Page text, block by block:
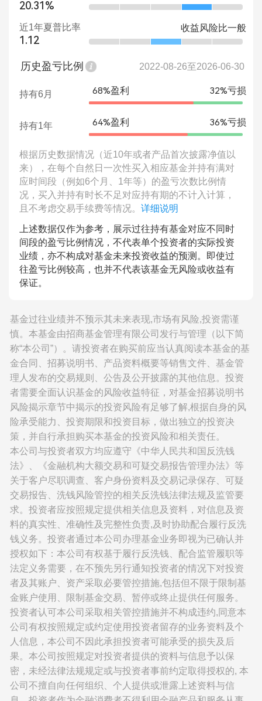
20.31%
近1年夏普比率
1.12
收益风险比一般
历史盈亏比例 2022-08-26至2026-06-30
持有6月 68%盈利 32%亏损
持有1年 64%盈利 36%亏损
根据历史数据情况（近10年或者产品首次披露净值以
来），在每个自然日一次性买入相应基金并持有满对
应时间段（例如6个月、1年等）的盈亏次数比例情
况，买入并持有时长不足对应持有期的不计入计算，
且不考虑交易手续费等情况。 详细说明
上述数据仅作为参考，展示过往持有基金对应不同时
间段的盈亏比例情况，不代表单个投资者的实际投资
业绩，亦不构成对基金未来投资收益的预测。即使过
往盈亏比例较高，也并不代表该基金无风险或收益有
保证。
基金过往业绩并不预示其未来表现,市场有风险,投资需谨
慎。本基金由招商基金管理有限公司发行与管理（以下简
称“本公司”）。请投资者在购买前应当认真阅读本基金的基
金合同、招募说明书、产品资料概要等销售文件、基金管
理人发布的交易规则、公告及公开披露的其他信息。投资
者需要全面认识基金的风险收益特征，对基金招募说明书
风险揭示章节中揭示的投资风险有足够了解,根据自身的风
险承受能力、投资期限和投资目标，做出独立的投资决
策，并自行承担购买本基金的投资风险和相关责任。
本公司与投资者双方均应遵守《中华人民共和国反洗钱
法》、《金融机构大额交易和可疑交易报告管理办法》等
关于客户尽职调查、客户身份资料及交易记录保存、可疑
交易报告、洗钱风险管控的相关反洗钱法律法规及监管要
求。投资者应按照规定提供相关信息及资料，对信息及资
料的真实性、准确性及完整性负责,及时协助配合履行反洗
钱义务。投资者通过本公司办理基金业务即视为已确认并
授权如下：本公司有权基于履行反洗钱、配合监管履职等
法定义务需要，在不预先另行通知投资者的情况下对投资
者及其账户、资产采取必要管控措施,包括但不限于限制基
金账户使用、限制基金交易、暂停或终止提供任何服务。
投资者认可本公司采取相关管控措施并不构成违约,同意本
公司有权按照规定或约定使用投资者留存的业务资料及个
人信息，本公司不因此承担投资者可能承受的损失及后
果。本公司按照规定对投资者提供的资料与信息予以保
密，未经法律法规规定或与投资者事前约定取得授权的, 本
公司不擅自向任何组织、个人提供或泄露上述资料与信